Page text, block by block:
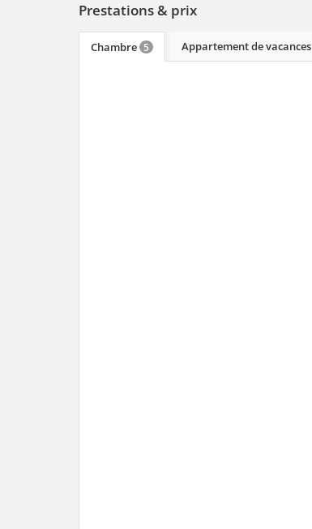
Prestations & prix
Chambre 5 Appartement de vacances